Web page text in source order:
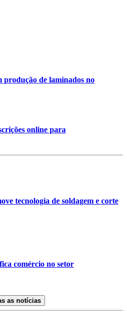
produção de laminados no
online para
tecnologia de soldagem e corte
comércio no setor
as notícias